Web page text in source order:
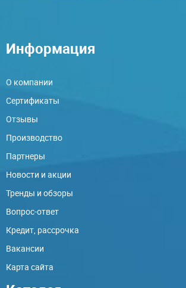
Информация
О компании
Сертификаты
Отзывы
Производство
Партнеры
Новости и акции
Тренды и обзоры
Вопрос-ответ
Кредит, рассрочка
Вакансии
Карта сайта